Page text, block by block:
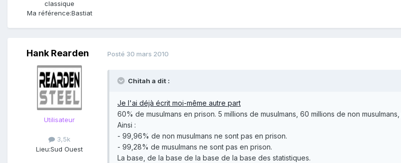
classique
Ma référence:Bastiat
Hank Rearden
Utilisateur
3,5k
Lieu:Sud Ouest
Posté 30 mars 2010
Chitah a dit :
Je l'ai déjà écrit moi-même autre part
60% de musulmans en prison. 5 millions de musulmans, 60 millions de non
Ainsi :
- 99,96% de non musulmans ne sont pas en prison.
- 99,28% de musulmans ne sont pas en prison.
La base, de la base de la base de la base des statistiques.